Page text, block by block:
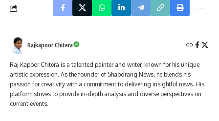
Rajkapoor Chitera
Raj Kapoor Chitera is a talented painter and writer, known for his unique
artistic expression. As the founder of Shabdrang News, he blends his
passion for creativity with a commitment to delivering insightful news. His
platform strives to provide in-depth analysis and diverse perspectives on
current events.